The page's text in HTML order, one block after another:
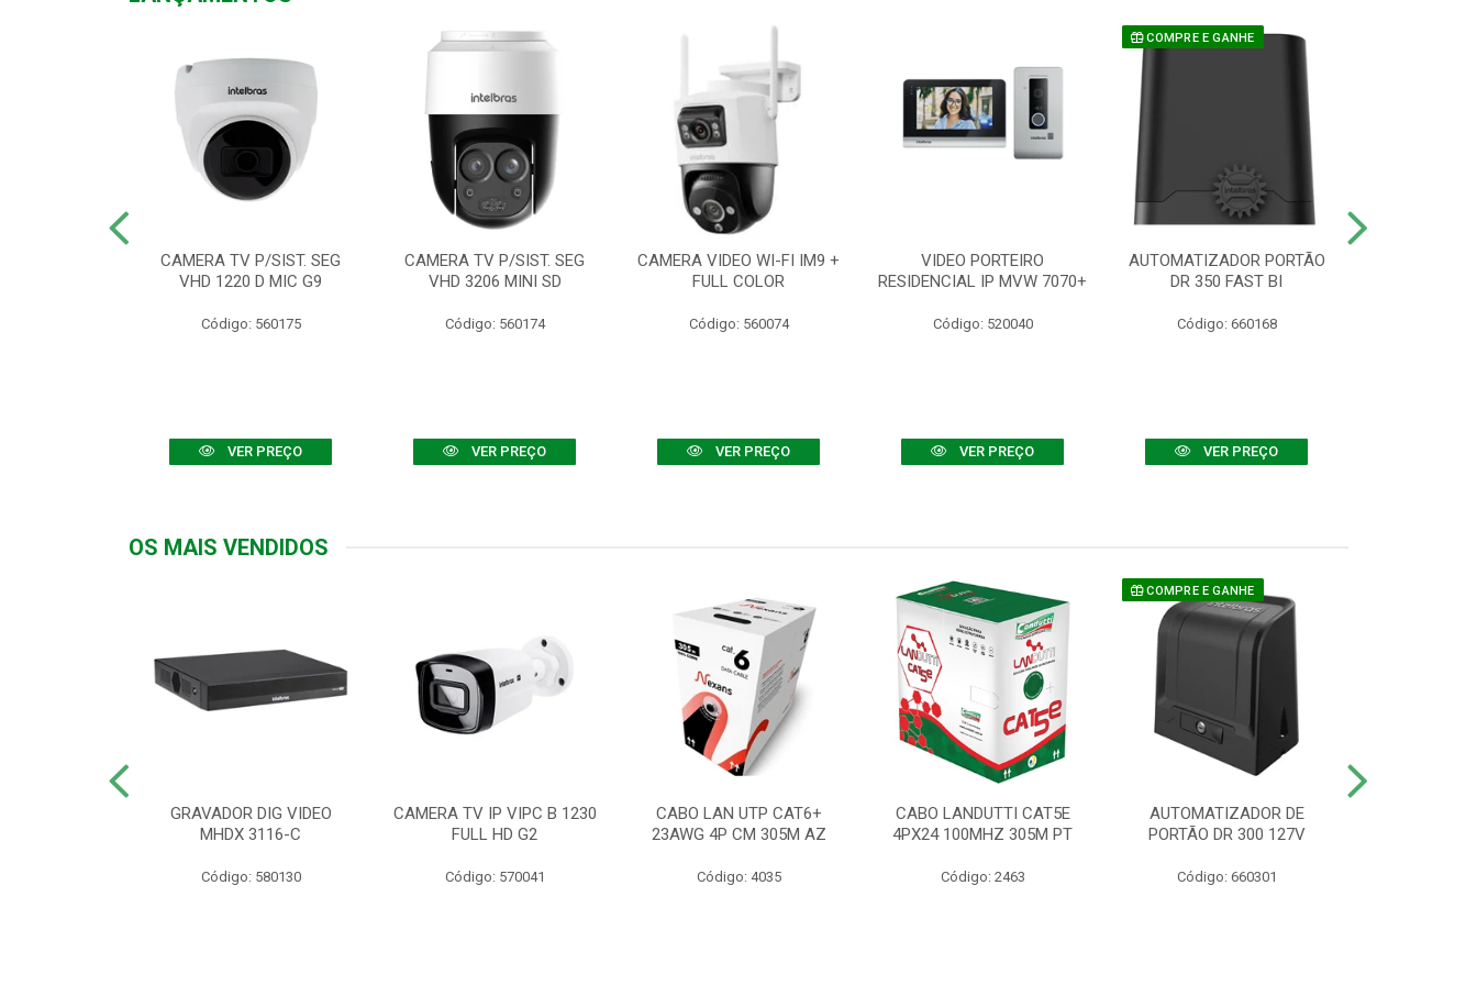
CAMERA TV P/SIST. SEG
VHD 1220 D MIC G9
Código: 560175
VER PREÇO
CAMERA TV P/SIST. SEG
VHD 3206 MINI SD
Código: 560174
VER PREÇO
CAMERA VIDEO WI-FI IM9 +
FULL COLOR
Código: 560074
VER PREÇO
VIDEO PORTEIRO
RESIDENCIAL IP MVW 7070+
Código: 520040
VER PREÇO
COMPRE E GANHE
AUTOMATIZADOR PORTÃO
DR 350 FAST BI
Código: 660168
VER PREÇO
OS MAIS VENDIDOS
GRAVADOR DIG VIDEO
MHDX 3116-C
Código: 580130
CAMERA TV IP VIPC B 1230
FULL HD G2
Código: 570041
CABO LAN UTP CAT6+
23AWG 4P CM 305M AZ
Código: 4035
CABO LANDUTTI CAT5E
4PX24 100MHZ 305M PT
Código: 2463
COMPRE E GANHE
AUTOMATIZADOR DE
PORTÃO DR 300 127V
Código: 660301